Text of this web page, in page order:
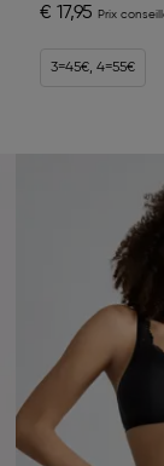
€ 17,95
3=45€, 4=55€